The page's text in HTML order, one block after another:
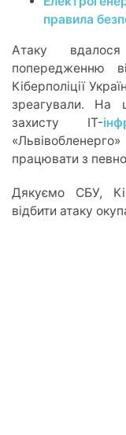
правила
Атаку
попередженню
Кіберполіції
зреагували. На
захисту ІТ-
працювати з
Дякуємо СБУ,
відбити атаку